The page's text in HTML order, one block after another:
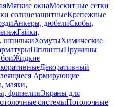
Мягкие окнаМоскитные сетки
солнцезащитныеКрепежные
Анкеры, дюбелиСкобы,
Гайки,
шпилькиХомутыХимические
ШплинтыПружины
Жидкие
Декоративный
Армирующие
маяки,
флизелинЭкраны для
системыПотолочные